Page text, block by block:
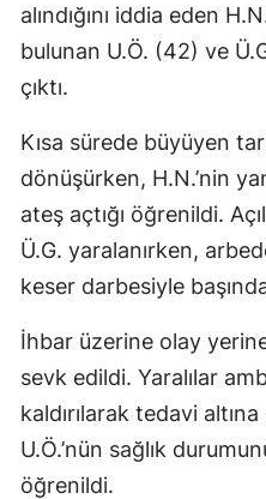
alındığını iddia eden
bulunan U.Ö. (42) ve
çıktı.
Kısa sürede büyüyen
dönüşürken, H.N.’nin
ateş açtığı öğrenildi.
Ü.G. yaralanırken,
keser darbesiyle
İhbar üzerine olay
sevk edildi. Yaralılar
kaldırılarak tedavi
U.Ö.’nün sağlık
öğrenildi.